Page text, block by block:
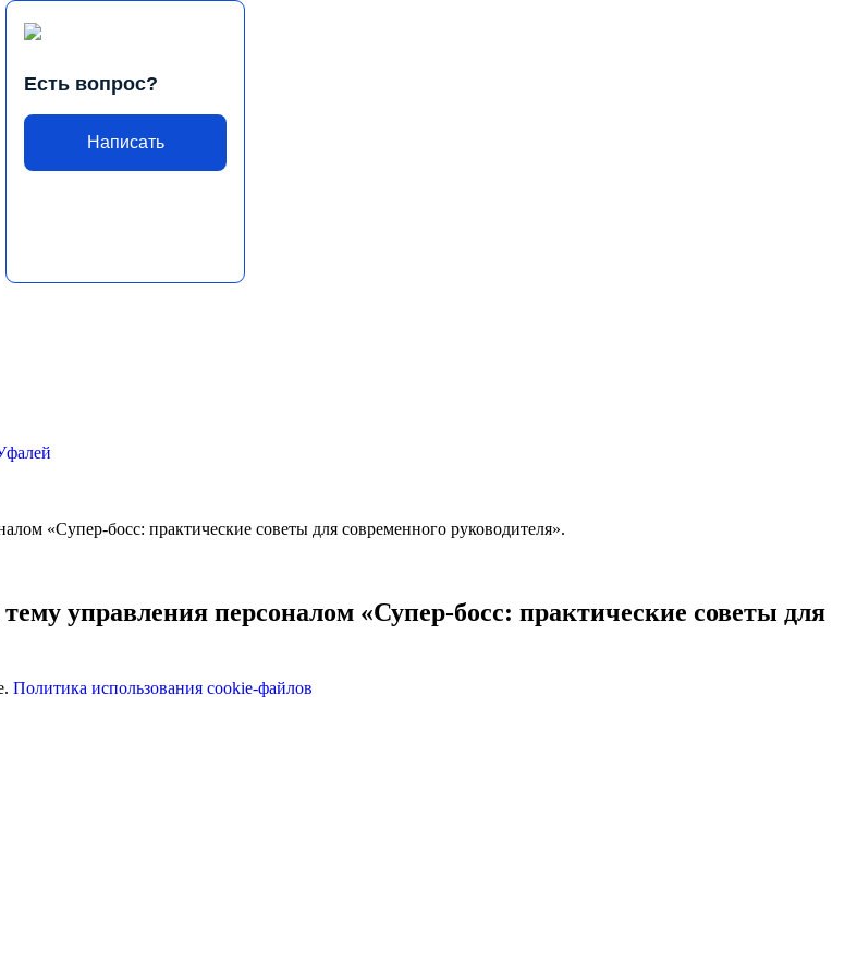
Есть вопрос?
Написать
«Супер-босс: практические советы для современного руководителя».
управления персоналом «Супер-босс: практические советы для
Политика использования cookie-файлов